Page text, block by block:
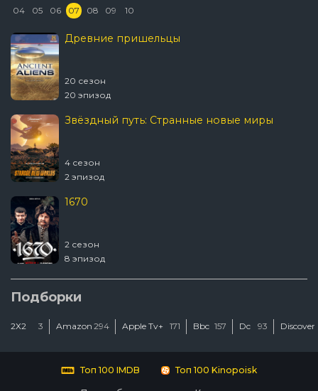
04 05 06 07 08 09 10
Древние пришельцы
20 сезон
20 эпизод
Звёздный путь: Странные новые миры
4 сезон
2 эпизод
1670
2 сезон
8 эпизод
Подборки
2Х2 3 Amazon 294 Apple Tv+ 171 Bbc 157 Dc 93
Топ 100 IMDB Топ 100 Kinopoisk